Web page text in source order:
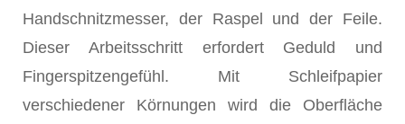
Handschnitzmesser, der Raspel und der Feile.
Dieser Arbeitsschritt erfordert Geduld und
Fingerspitzengefühl. Mit Schleifpapier
verschiedener Körnungen wird die Oberfläche